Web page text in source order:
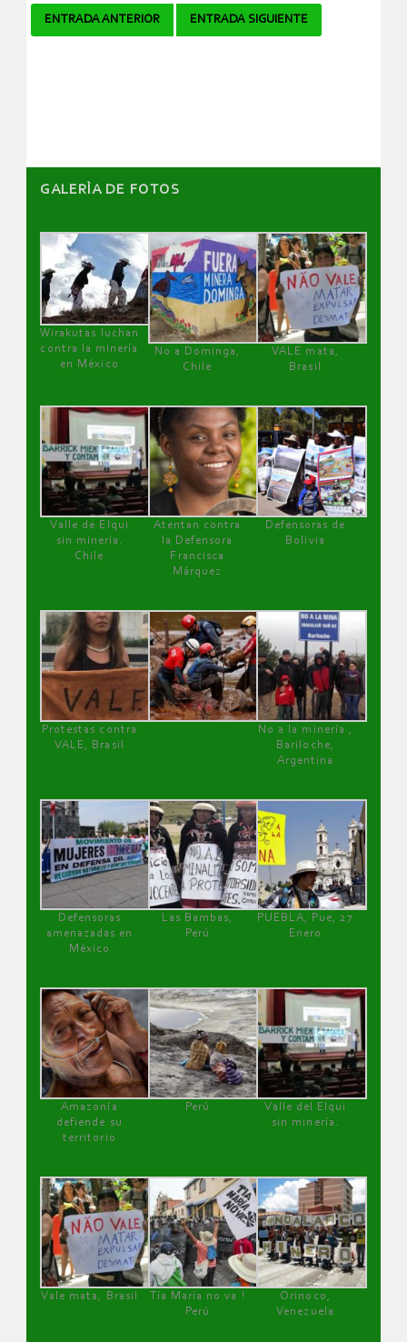
Navegador
ENTRADA ANTERIOR ENTRADA SIGUIENTE
GALERÌA DE FOTOS
Wirakutas luchan
contra la minería
en México
No a Dominga,
Chile
VALE mata,
Brasil
Valle de Elqui
sin minería.
Chile
Atentan contra
la Defensora
Francisca
Márquez
Defensoras de
Bolivia
Protestas contra
VALE, Brasil
No a la minería ,
Bariloche,
Argentina
Defensoras
amenazadas en
México
Las Bambas,
Perú
PUEBLA, Pue, 27
Enero
Amazonía
defiende su
territorio
Perú
Valle del Elqui
sin minería.
Vale mata, Brasil
Tía María no va !
Perú
Orinoco,
Venezuela